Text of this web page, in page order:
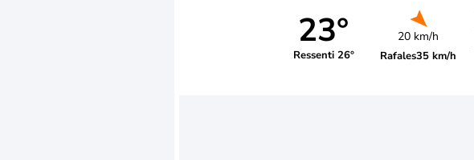
23°
Ressenti 26°
20 km/h
Rafales35 km/h